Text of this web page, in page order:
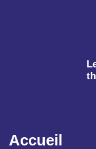
Aller au contenu
Accueil